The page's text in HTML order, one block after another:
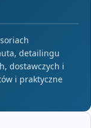
detailingu
dostawczych i
i praktyczne